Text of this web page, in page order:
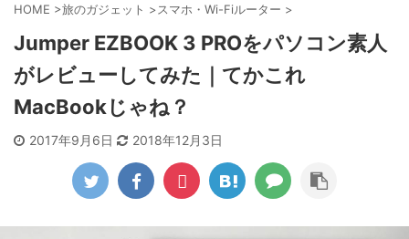
HOME >旅のガジェット >スマホ・Wi-Fiルーター >
Jumper EZBOOK 3 PROをパソコン素人
がレビューしてみた｜てかこれ
MacBookじゃね？
2017年9月6日 2018年12月3日